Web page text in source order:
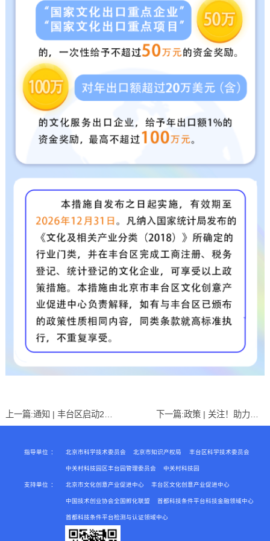
上一篇: 下一篇:
指导单位 ： 北京市科学技术委员会 北京市知识产权局 丰台区科学技术委员会
中关村科技园区丰台园管理委员会 中关村科技园
支持单位 ： 北京市文化创意产业促进中心 丰台区文化创意产业促进中心
中国技术创业协会全国孵化联盟 首都科技条件平台科技金融领域中心
首都科技条件平台检测与认证领域中心